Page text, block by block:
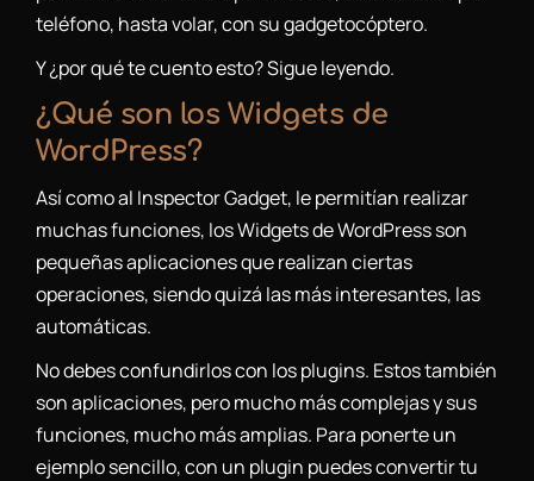
teléfono, hasta volar, con su gadgetocóptero.
Y ¿por qué te cuento esto? Sigue leyendo.
¿Qué son los Widgets de
WordPress?
Así como al Inspector Gadget, le permitían realizar
muchas funciones, los Widgets de WordPress son
pequeñas aplicaciones que realizan ciertas
operaciones, siendo quizá las más interesantes, las
automáticas.
No debes confundirlos con los plugins. Estos también
son aplicaciones, pero mucho más complejas y sus
funciones, mucho más amplias. Para ponerte un
ejemplo sencillo, con un plugin puedes convertir tu